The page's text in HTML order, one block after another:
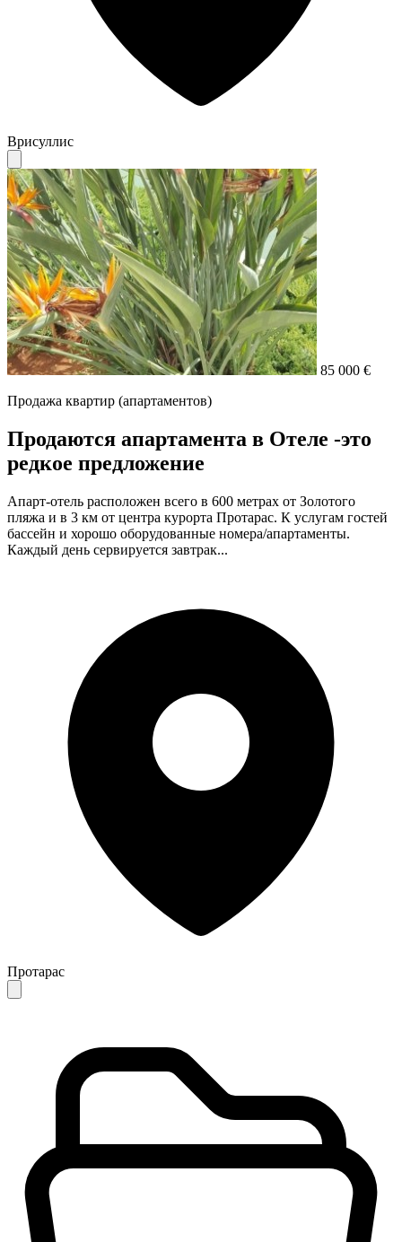
Врисуллис
85 000 €
Продажа квартир (апартаментов)
Продаются апартамента в Отеле -это
редкое предложение
Апарт-отель расположен всего в 600 метрах от Золотого
пляжа и в 3 км от центра курорта Протарас. К услугам гостей
бассейн и хорошо оборудованные номера/апартаменты.
Каждый день сервируется завтрак...
Протарас